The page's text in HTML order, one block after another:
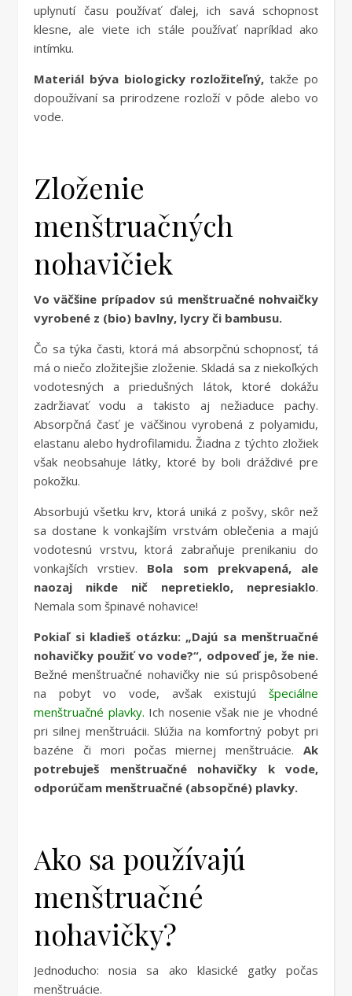
uplynutí času používať ďalej, ich savá schopnosť
klesne, ale viete ich stále používať napríklad ako
intímku.
Materiál býva biologicky rozložiteľný, takže po
dopoužívaní sa prirodzene rozloží v pôde alebo vo
vode.
Zloženie
menštruačných
nohavičiek
Vo väčšine prípadov sú menštruačné nohvaičky
vyrobené z (bio) bavlny, lycry či bambusu.
Čo sa týka časti, ktorá má absorpčnú schopnosť, tá
má o niečo zložitejšie zloženie. Skladá sa z niekoľkých
vodotesných a priedušných látok, ktoré dokážu
zadržiavať vodu a takisto aj nežiaduce pachy.
Absorpčná časť je väčšinou vyrobená z polyamidu,
elastanu alebo hydrofilamidu. Žiadna z týchto zložiek
však neobsahuje látky, ktoré by boli dráždivé pre
pokožku.
Absorbujú všetku krv, ktorá uniká z pošvy, skôr než
sa dostane k vonkajším vrstvám oblečenia a majú
vodotesnú vrstvu, ktorá zabraňuje prenikaniu do
vonkajších vrstiev. Bola som prekvapená, ale
naozaj nikde nič nepretieklo, nepresiaklo.
Nemala som špinavé nohavice!
Pokiaľ si kladieš otázku: „Dajú sa menštruačné
nohavičky použiť vo vode?“, odpoveď je, že nie.
Bežné menštruačné nohavičky nie sú prispôsobené
na pobyt vo vode, avšak existujú špeciálne
menštruačné plavky. Ich nosenie však nie je vhodné
pri silnej menštruácii. Slúžia na komfortný pobyt pri
bazéne či mori počas miernej menštruácie. Ak
potrebuješ menštruačné nohavičky k vode,
odporúčam menštruačné (absopčné) plavky.
Ako sa používajú
menštruačné
nohavičky?
Jednoducho: nosia sa ako klasické gaťky počas
menštruácie.